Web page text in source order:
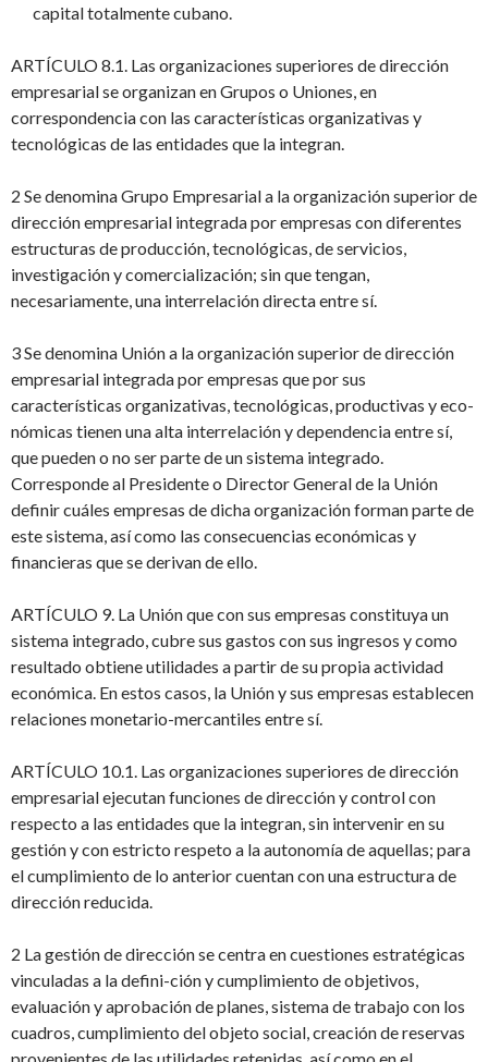
capital totalmente cubano.
ARTÍCULO 8.1. Las organizaciones superiores de dirección
empresarial se organizan en Grupos o Uniones, en
correspondencia con las características organizativas y
tecnológicas de las entidades que la integran.
2 Se denomina Grupo Empresarial a la organización superior de
dirección empresarial integrada por empresas con diferentes
estructuras de producción, tecnológicas, de servicios,
investigación y comercialización; sin que tengan,
necesariamente, una interrelación directa entre sí.
3 Se denomina Unión a la organización superior de dirección
empresarial integrada por empresas que por sus
características organizativas, tecnológicas, productivas y eco-
nómicas tienen una alta interrelación y dependencia entre sí,
que pueden o no ser parte de un sistema integrado.
Corresponde al Presidente o Director General de la Unión
definir cuáles empresas de dicha organización forman parte de
este sistema, así como las consecuencias económicas y
financieras que se derivan de ello.
ARTÍCULO 9. La Unión que con sus empresas constituya un
sistema integrado, cubre sus gastos con sus ingresos y como
resultado obtiene utilidades a partir de su propia actividad
económica. En estos casos, la Unión y sus empresas establecen
relaciones monetario-mercantiles entre sí.
ARTÍCULO 10.1. Las organizaciones superiores de dirección
empresarial ejecutan funciones de dirección y control con
respecto a las entidades que la integran, sin intervenir en su
gestión y con estricto respeto a la autonomía de aquellas; para
el cumplimiento de lo anterior cuentan con una estructura de
dirección reducida.
2 La gestión de dirección se centra en cuestiones estratégicas
vinculadas a la defini-ción y cumplimiento de objetivos,
evaluación y aprobación de planes, sistema de trabajo con los
cuadros, cumplimiento del objeto social, creación de reservas
provenientes de las utilidades retenidas, así como en el